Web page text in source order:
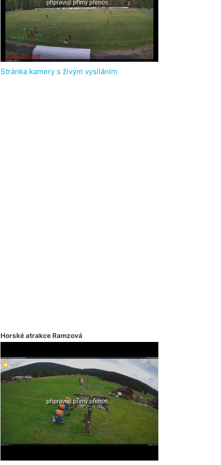
Stránka kamery s živým vysíláním
Horské atrakce Ramzová